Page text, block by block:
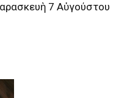
7 Αὐγούστου